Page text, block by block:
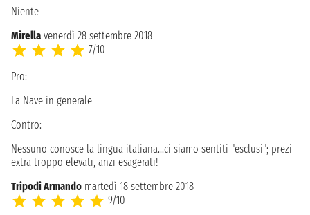
Niente
Mirella venerdì 28 settembre 2018
7/10
Pro:
La Nave in generale
Contro:
Nessuno conosce la lingua italiana...ci siamo sentiti "esclusi"; prezi
extra troppo elevati, anzi esagerati!
Tripodi Armando martedì 18 settembre 2018
9/10